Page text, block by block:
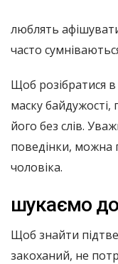
люблять
часто
Щоб розібратися в
маску байдужості,
його без слів.
поведінки, можна
чоловіка.
шукаємо
Щоб знайти
закоханий, не